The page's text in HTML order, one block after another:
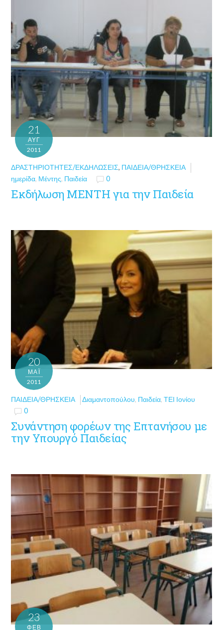
21
ΑΥΓ
2011
ΔΡΑΣΤΗΡΙΌΤΗΤΕΣ/ΕΚΔΗΛΏΣΕΙΣ, ΠΑΙΔΕΊΑ/ΘΡΗΣΚΕΊΑ
ημερίδα, Μέντης, Παιδεία 0
Εκδήλωση ΜΕΝΤΗ για την Παιδεία
20
ΜΑΪ́
2011
ΠΑΙΔΕΊΑ/ΘΡΗΣΚΕΊΑ Διαμαντοπούλου, Παιδεία,ΤΕΙ Ιονίου
0
Συνάντηση φορέων της Επτανήσου με
την Υπουργό Παιδείας
23
ΦΕΒ